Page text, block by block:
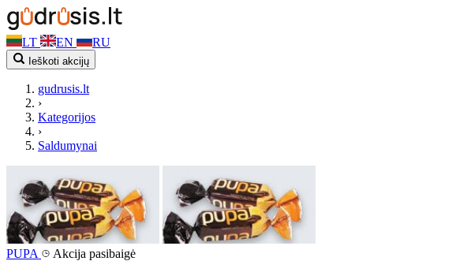
LT EN RU
Ieškoti akcijų
gudrusis.lt
›
Kategorijos
›
Saldumynai
PUPA Akcija pasibaigė